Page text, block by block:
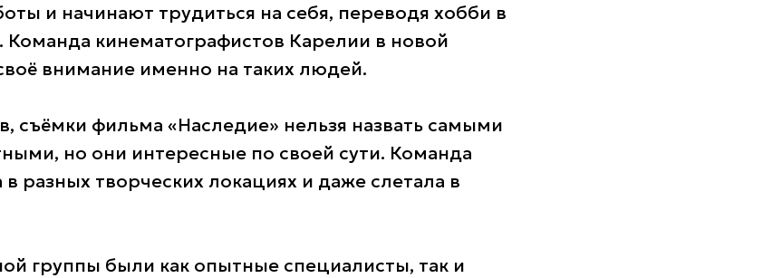
и начинают трудиться на себя, переводя хобби в
Команда кинематографистов Карелии в новой
внимание именно на таких людей.
съёмки фильма «Наследие» нельзя назвать самыми
но они интересные по своей сути. Команда
разных творческих локациях и даже слетала в
группы были как опытные специалисты, так и